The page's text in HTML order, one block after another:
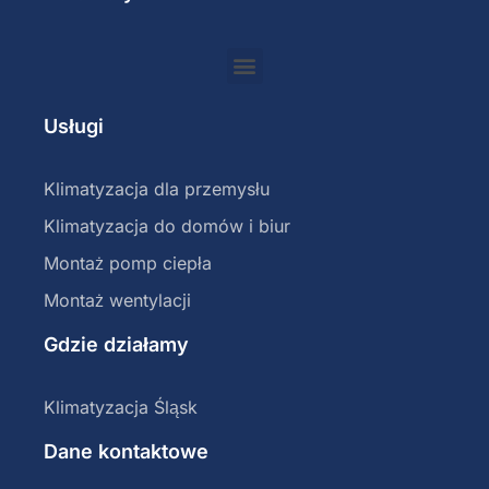
Usługi
Klimatyzacja dla przemysłu
Klimatyzacja do domów i biur
Montaż pomp ciepła
Montaż wentylacji
Gdzie działamy
Klimatyzacja Śląsk
Dane kontaktowe